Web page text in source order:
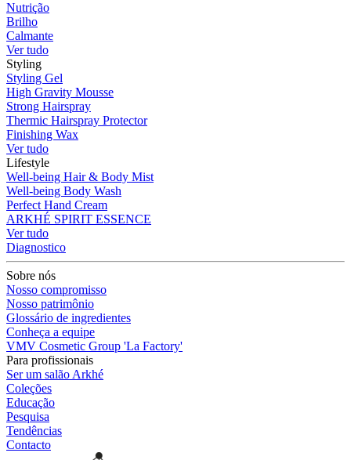
Nutrição
Brilho
Calmante
Ver tudo
Styling
Styling Gel
High Gravity Mousse
Strong Hairspray
Thermic Hairspray Protector
Finishing Wax
Ver tudo
Lifestyle
Well-being Hair & Body Mist
Well-being Body Wash
Perfect Hand Cream
ARKHÉ SPIRIT ESSENCE
Ver tudo
Diagnostico
Sobre nós
Nosso compromisso
Nosso patrimônio
Glossário de ingredientes
Conheça a equipe
VMV Cosmetic Group 'La Factory'
Para profissionais
Ser um salão Arkhé
Coleções
Educação
Pesquisa
Tendências
Contacto